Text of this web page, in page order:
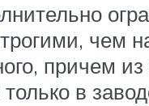
чем
причем
в